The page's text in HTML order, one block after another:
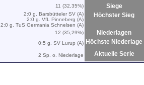
11 (32,35%)
Siege
2:0 g. Barsbütteler SV (A)
2:0 g. VfL Pinneberg (A)
2:0 g. TuS Germania Schnelsen (A)
Höchster Sieg
12 (35,29%) Niederlagen
0:5 g. SV Lurup (A) Höchste Niederlage
2 Sp. o. Niederlage
Aktuelle Serie